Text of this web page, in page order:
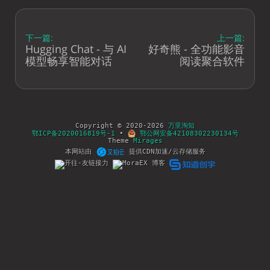
下一篇:
Hugging Chat - 与 AI
模型畅享智能对话
上一篇:
好奇熊 - 全功能影音
阅读聚合软件
Copyright © 2020-2026 万里淘知
鄂ICP备2020016819号-1 •
鄂公网安备42108302230134号
Theme Mirages
本网站由
提供CDN加速/云存储服务